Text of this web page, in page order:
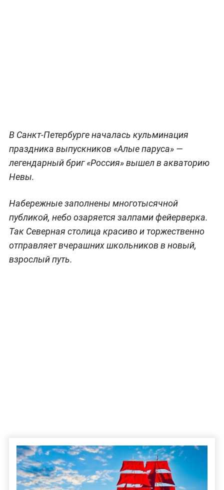
В Санкт-Петербурге началась кульминация
праздника выпускников «Алые паруса» —
легендарный бриг «Россия» вышел в акваторию
Невы.
Набережные заполнены многотысячной
публикой, небо озаряется залпами фейерверка.
Так Северная столица красиво и торжественно
отправляет вчерашних школьников в новый,
взрослый путь.